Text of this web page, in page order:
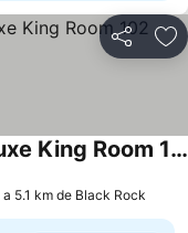
Partilhar
The Hive Boutique Hotel Deluxe King Room 102
5.1 km de Black Rock